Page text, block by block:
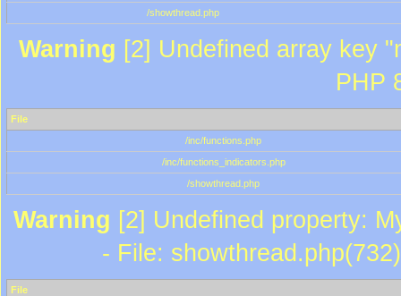
/showthread.php
Warning [2] Undefined array key
PHP
File
/inc/functions.php
/inc/functions_indicators.php
/showthread.php
Warning [2] Undefined property:
- File:
File